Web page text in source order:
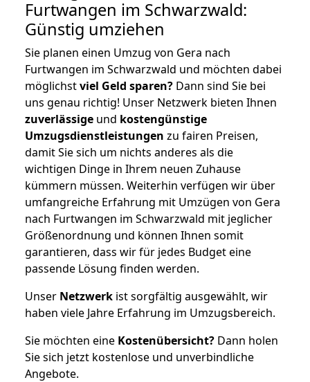
Furtwangen im Schwarzwald:
Günstig umziehen
Sie planen einen Umzug von Gera nach
Furtwangen im Schwarzwald und möchten dabei
möglichstviel Geld sparen? Dann sind Sie bei
uns genau richtig! Unser Netzwerk bieten Ihnen
zuverlässige und kostengünstige
Umzugsdienstleistungen zu fairen Preisen,
damit Sie sich um nichts anderes als die
wichtigen Dinge in Ihrem neuen Zuhause
kümmern müssen. Weiterhin verfügen wir über
umfangreiche Erfahrung mit Umzügen von Gera
nach Furtwangen im Schwarzwald mit jeglicher
Größenordnung und können Ihnen somit
garantieren, dass wir für jedes Budget eine
passende Lösung finden werden.
Unser Netzwerk ist sorgfältig ausgewählt, wir
haben viele Jahre Erfahrung im Umzugsbereich.
Sie möchten eine Kostenübersicht? Dann holen
Sie sich jetzt kostenlose und unverbindliche
Angebote.